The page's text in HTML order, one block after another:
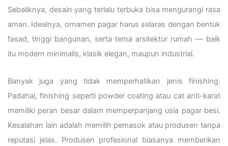
Sebaliknya, desain yang terlalu terbuka bisa mengurangi rasa
aman. Idealnya, ornamen pagar harus selaras dengan bentuk
fasad, tinggi bangunan, serta tema arsitektur rumah — baik
itu modern minimalis, klasik elegan, maupun industrial.
Banyak juga yang tidak memperhatikan jenis finishing.
Padahal, finishing seperti powder coating atau cat anti-karat
memiliki peran besar dalam memperpanjang usia pagar besi.
Kesalahan lain adalah memilih pemasok atau produsen tanpa
reputasi jelas. Produsen profesional biasanya memberikan